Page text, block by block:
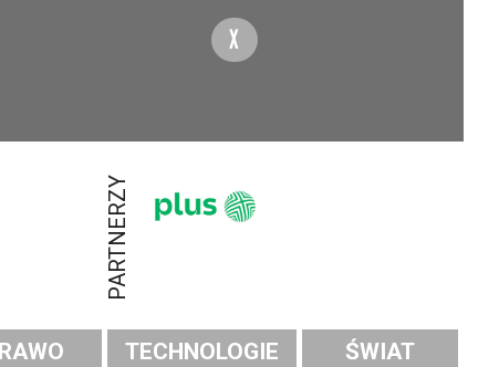
X
PARTNERZY
TECHNOLOGIE
ŚWIAT